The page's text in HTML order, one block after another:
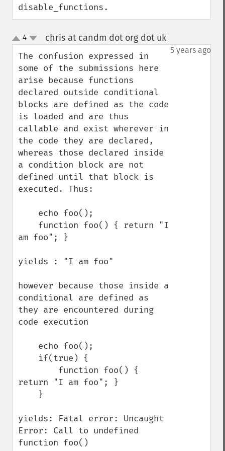
disable_functions.
up
down
4 chris at candm dot org dot uk¶
5 years ago
The confusion expressed in
some of the submissions here
arise because functions
declared outside conditional
blocks are defined as the code
is loaded and are thus
callable and exist wherever in
the code they are declared,
whereas those declared inside
a condition block are not
defined until that block is
executed. Thus:
am foo"; }
yields : "I am foo"
however because those inside a
conditional are defined as
they are encountered during
code execution
return "I am foo"; }
yields: Fatal error: Uncaught
Error: Call to undefined
function foo()